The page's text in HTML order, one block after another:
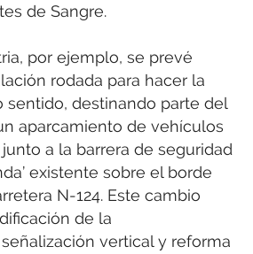
de Sangre.
por ejemplo, se prevé
rodada para hacer la
sentido, destinando parte del
aparcamiento de vehículos
a la barrera de seguridad
existente sobre el borde
N-124. Este cambio
de la
vertical y reforma